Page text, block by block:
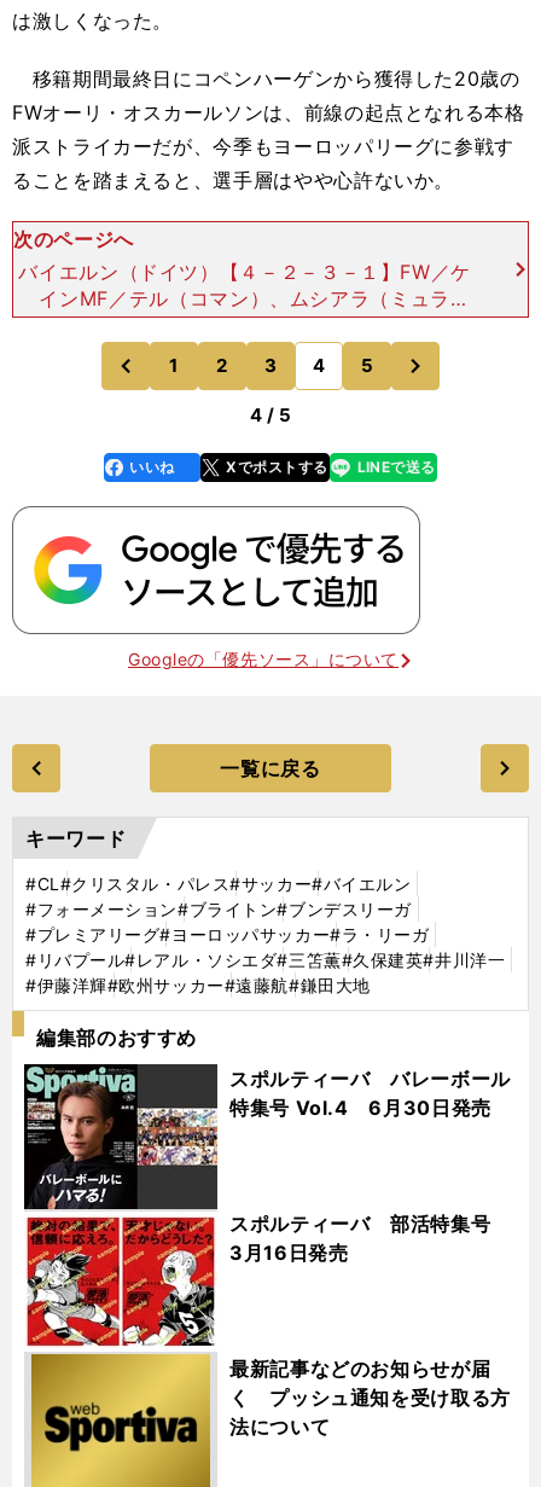
は激しくなった。
移籍期間最終日にコペンハーゲンから獲得した20歳の
FWオーリ・オスカールソンは、前線の起点となれる本格
派ストライカーだが、今季もヨーロッパリーグに参戦す
ることを踏まえると、選手層はやや心許ないか。
次のページへ
バイエルン（ドイツ）【４－２－３－１】FW／ケ
インMF／テル（コマン）、ムシアラ（ミュラ
ー）、ニャブリ（オリーセ）（サネ）MF／パブロ
ビッチ（パリーニャ）、キミッヒ（ライマー）DF
／デイビス（ゲレイ
前
のページへ
1 2 3 4 5
のページへ
4 / 5
faceboo
k
いいね Xでポストする
line LINEで送る
Googleの「優先ソース」について
一覧に戻る
キーワード
#CL #クリスタル・パレス#サッカー#バイエルン
#フォーメーション#ブライトン#ブンデスリーガ
#プレミアリーグ#ヨーロッパサッカー#ラ・リーガ
#リバプール#レアル・ソシエダ#三笘薫#久保建英#井川洋一
#伊藤洋輝#欧州サッカー#遠藤航#鎌田大地
編集部のおすすめ
スポルティーバ バレーボール
特集号 Vol.4 6月30日発売
スポルティーバ 部活特集号
3月16日発売
最新記事などのお知らせが届
く プッシュ通知を受け取る方
法について